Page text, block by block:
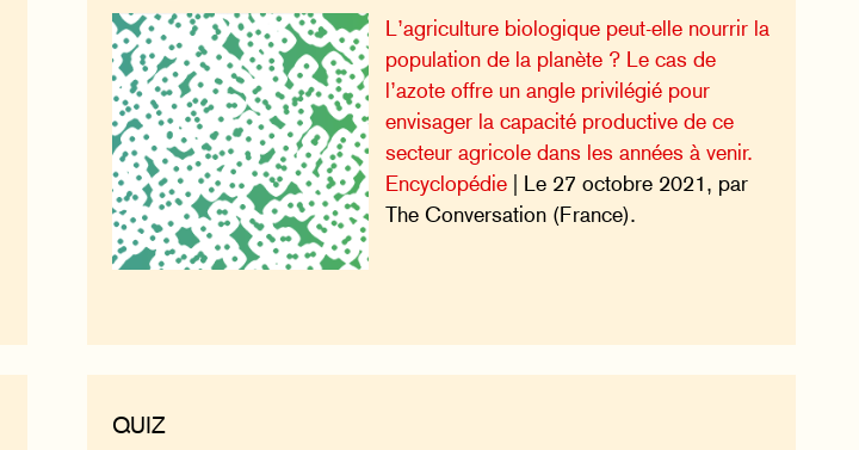
L’agriculture biologique peut-elle nourrir la
population de la planète ? Le cas de
l’azote offre un angle privilégié pour
envisager la capacité productive de ce
secteur agricole dans les années à venir.
Encyclopédie| Le 27 octobre 2021, par
The Conversation (France).
QUIZ